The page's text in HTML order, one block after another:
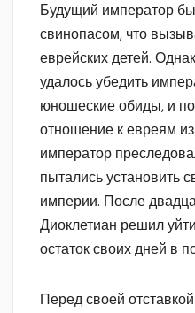
Будущий император
свинопасом, что
еврейских детей.
удалось убедить
юношеские обиды, и
отношение к евреям
император
пытались установить
империи. После
Диоклетиан решил
остаток своих дней в
Перед своей